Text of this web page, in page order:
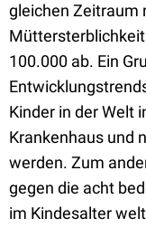
gleichen Zeitraum
100.000 ab. Ein
Kinder in der Welt
Krankenhaus und
werden. Zum
gegen die acht
im Kindesalter